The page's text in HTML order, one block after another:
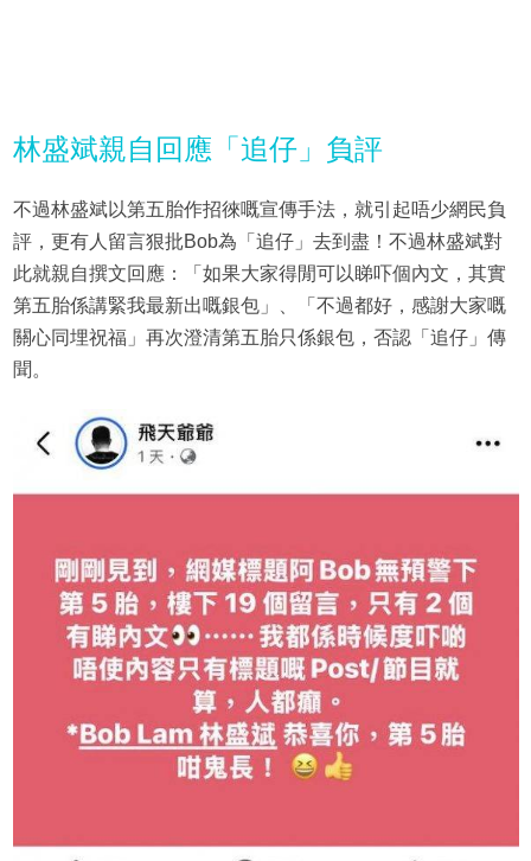
林盛斌親自回應「追仔」負評
不過林盛斌以第五胎作招徠嘅宣傳手法，就引起唔少網民負
評，更有人留言狠批Bob為「追仔」去到盡！不過林盛斌對
此就親自撰文回應：「如果大家得閒可以睇吓個內文，其實
第五胎係講緊我最新出嘅銀包」、「不過都好，感謝大家嘅
關心同埋祝福」再次澄清第五胎只係銀包，否認「追仔」傳
聞。